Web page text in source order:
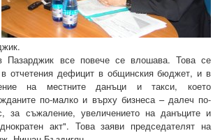
Пазарджик все повече се влошава. Това се
отчетения дефицит в общинския бюджет, и в
на местните данъци и такси, което
по-малко и върху бизнеса – далеч по-
за съжаление, увеличението на данъците и
акт". Това заяви председателят на